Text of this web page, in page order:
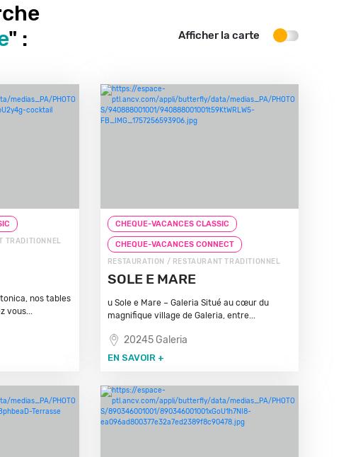
" : Afficher la carte
TRADITIONNEL
nos tables
vous...
CHEQUE-VACANCES CLASSIC
CHEQUE-VACANCES CONNECT
RESTAURATION / RESTAURANT TRADITIONNEL
SOLE E MARE
u Sole e Mare – Galeria Situé au cœur du
magnifique village de Galeria, entre...
20245 Galeria
EN SAVOIR +